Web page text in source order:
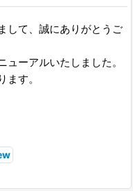
して、誠にありがとうご
ーアルいたしました。
す。